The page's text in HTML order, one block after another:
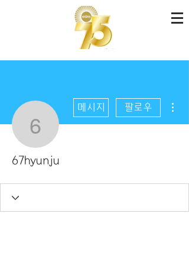
67hyunju
메시지 팔로우
67hyunju